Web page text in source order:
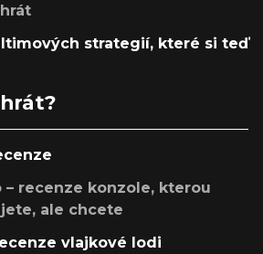
strategií, které si teď
– recenze konzole, kterou
ale chcete
vlajkové lodi